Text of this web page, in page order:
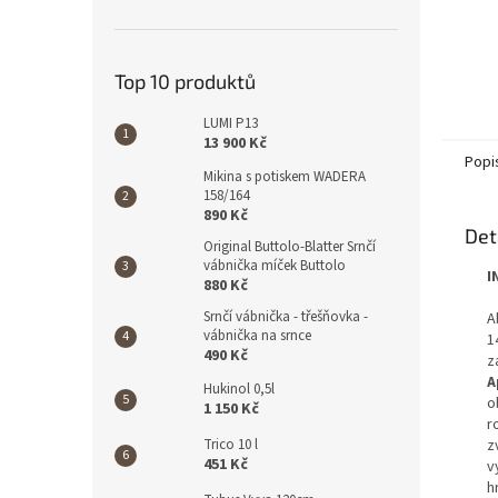
Top 10 produktů
LUMI P13
13 900 Kč
Mikina s potiskem WADERA
158/164
890 Kč
Original Buttolo-Blatter Srnčí
vábnička míček Buttolo
880 Kč
Srnčí vábnička - třešňovka -
vábnička na srnce
490 Kč
Hukinol 0,5l
1 150 Kč
Trico 10 l
451 Kč